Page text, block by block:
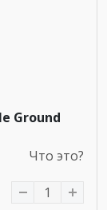
Ground
Что это?